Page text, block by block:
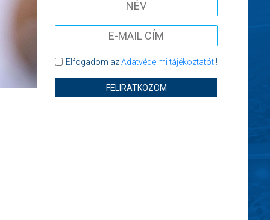
Elfogadom azAdatvédelmi tájékoztatót!
FELIRATKOZOM